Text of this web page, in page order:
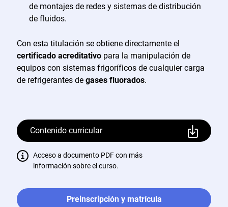
de montajes de redes y sistemas de distribución
de fluidos.
Con esta titulación se obtiene directamente el
certificado acreditativopara la manipulación de
equipos con sistemas frigoríficos de cualquier carga
de refrigerantes de gases fluorados.
Contenido curricular
Acceso a documento PDF con más
información sobre el curso.
Preinscripción y matrícula